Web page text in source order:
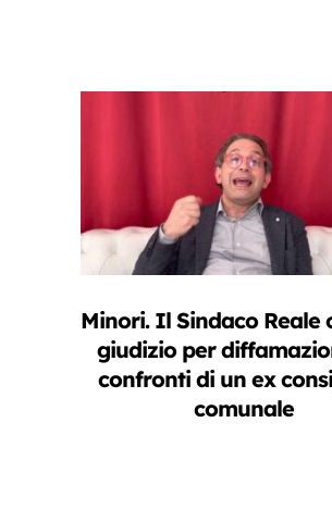
Minori. Il Sindaco Reale
giudizio per
confronti di un ex
comunale